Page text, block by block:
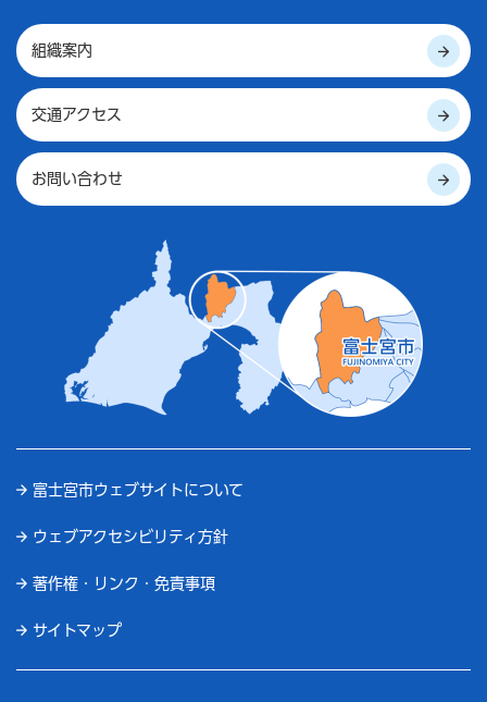
組織案内
交通アクセス
お問い合わせ
富士宮市ウェブサイトについて
ウェブアクセシビリティ方針
著作権・リンク・免責事項
サイトマップ